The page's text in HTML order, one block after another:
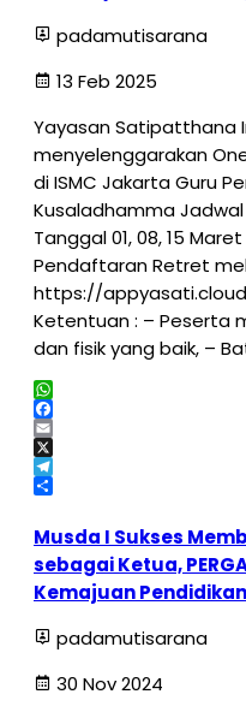
padamutisarana
13 Feb 2025
Yayasan Satipatthana
menyelenggarakan
di ISMC Jakarta Guru
Kusaladhamma
Tanggal 01, 08, 15
Pendaftaran Retret
https://
Ketentuan : – Peserta
dan fisik yang baik, –
WhatsApp
Facebook
Email
X
Telegram
Musda I Sukses
sebagai Ketua,
Kemajuan
padamutisarana
30 Nov 2024